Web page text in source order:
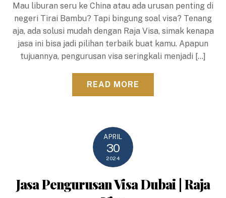
Mau liburan seru ke China atau ada urusan penting di
negeri Tirai Bambu? Tapi bingung soal visa? Tenang
aja, ada solusi mudah dengan Raja Visa, simak kenapa
jasa ini bisa jadi pilihan terbaik buat kamu. Apapun
tujuannya, pengurusan visa seringkali menjadi […]
READ MORE
APRIL
30
2024
Jasa Pengurusan Visa Dubai | Raja